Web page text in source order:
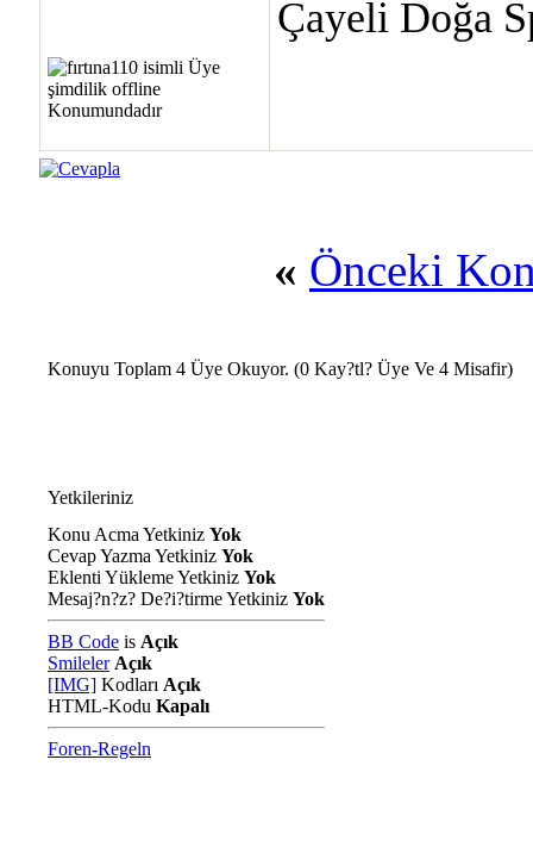
Çayeli Doğa
« Önceki
Konuyu Toplam 4 Üye Okuyor. (0 Kay?tl? Üye Ve 4 Misafir)
Yetkileriniz
Konu Acma Yetkiniz Yok
Cevap Yazma Yetkiniz Yok
Eklenti Yükleme Yetkiniz Yok
Mesaj?n?z? De?i?tirme Yetkiniz Yok
BB Code is Açık
Smileler Açık
[IMG] Kodları Açık
HTML-Kodu Kapalı
Foren-Regeln